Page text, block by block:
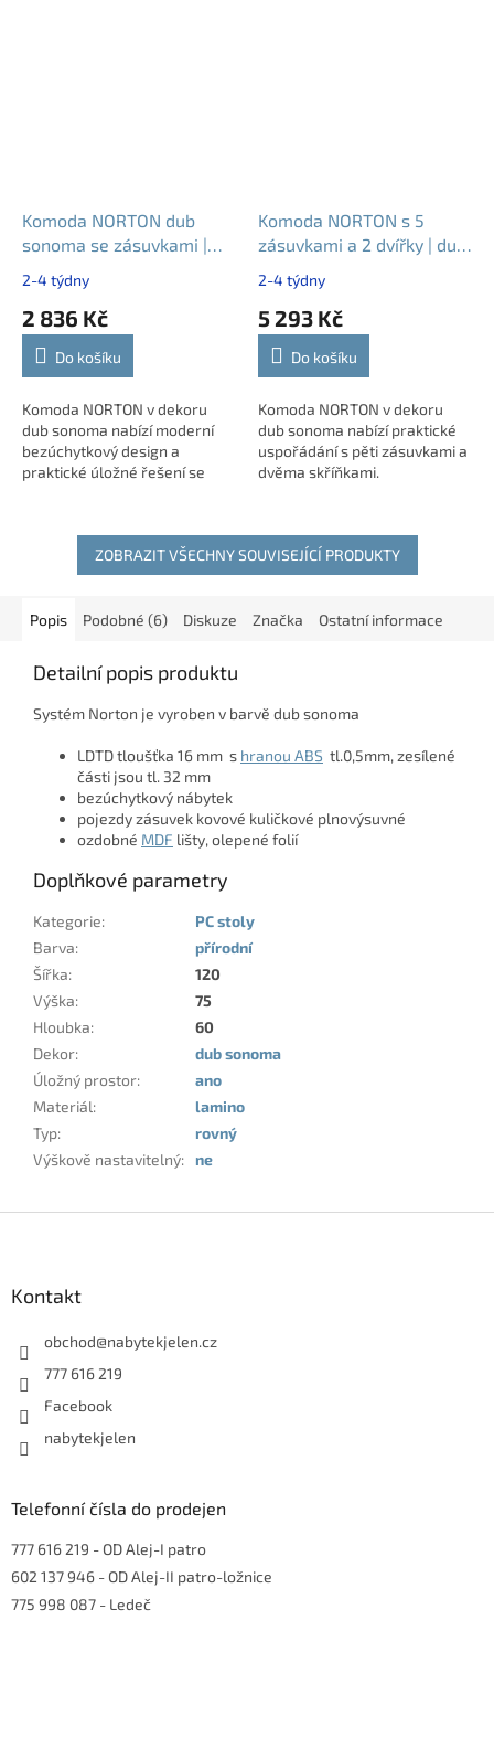
Komoda NORTON dub
sonoma se zásuvkami |
komoda
2-4 týdny
2 836 Kč
Do košíku
Komoda NORTON v dekoru
dub sonoma nabízí moderní
bezúchytkový design a
praktické úložné řešení se
pojezdy s plným...
Komoda NORTON s 5
zásuvkami a 2 dvířky | dub
2-4 týdny
5 293 Kč
Do košíku
Komoda NORTON v dekoru
dub sonoma nabízí praktické
uspořádání s pěti zásuvkami a
dvěma skříňkami.
kuličkové pojezdy s plným...
ZOBRAZIT VŠECHNY SOUVISEJÍCÍ PRODUKTY
Popis Podobné (6) Diskuze Značka Ostatní informace
Detailní popis produktu
Systém Norton je vyroben v barvě dub sonoma
LDTD tloušťka 16 mm s hranou ABS tl.0,5mm, zesílené
části jsou tl. 32 mm
bezúchytkový nábytek
pojezdy zásuvek kovové kuličkové plnovýsuvné
ozdobné MDF lišty, olepené folií
Doplňkové parametry
Kategorie:
PC stoly
Barva:
přírodní
Šířka:
120
Výška:
75
Hloubka:
60
Dekor:
dub sonoma
Úložný prostor:
ano
Materiál:
lamino
Typ:
rovný
Výškově nastavitelný: ne
Kontakt
obchod@nabytekjelen.cz
777 616 219
Facebook
nabytekjelen
Telefonní čísla do prodejen
777 616 219 - OD Alej-I patro
602 137 946 - OD Alej-II patro-ložnice
775 998 087 - Ledeč